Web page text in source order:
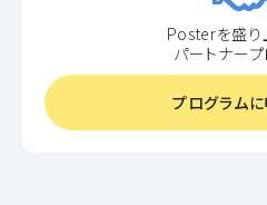
Posterを盛り
パートナー
プログラム